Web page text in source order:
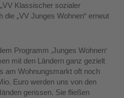
Klassischer sozialer
die „VV Junges Wohnen“ erneut
Programm ‚Junges Wohnen‘
mit den Ländern ganz gezielt
am Wohnungsmarkt oft noch
Euro werden uns von den
gerissen. Sie fließen